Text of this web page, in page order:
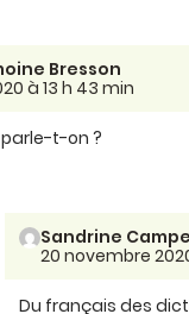
Bresson
à 13 h 43 min
t-on ?
Sandrine
20 novembre
Du français des